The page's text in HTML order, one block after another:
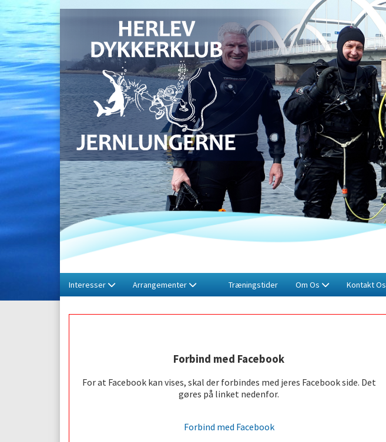
Interesser Arrangementer Træningstider Om Os Kontakt Os
Forbind med Facebook
For at Facebook kan vises, skal der forbindes med jeres Facebook side. Det
gøres på linket nedenfor.
Forbind med Facebook